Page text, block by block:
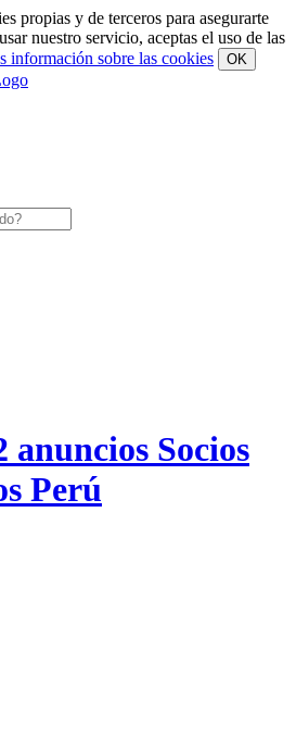
propias y de terceros para asegurarte
nuestro servicio, aceptas el uso de las
información sobre las cookies OK
anuncios Socios
Perú